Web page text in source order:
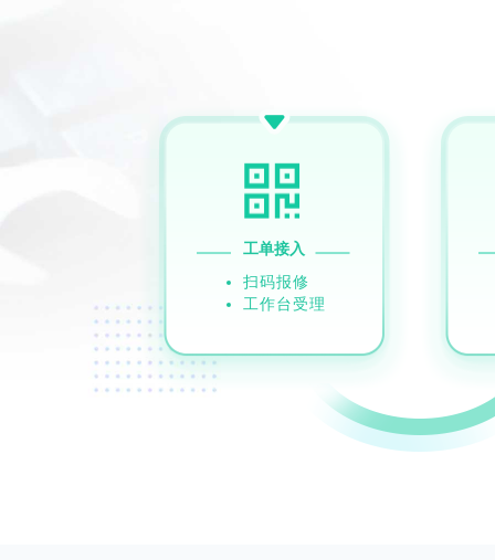
工单接入
扫码报修
工作台受理